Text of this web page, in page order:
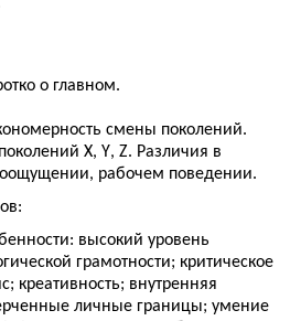
о главном.
смены поколений.
X, Y, Z. Различия в
рабочем поведении.
высокий уровень
грамотности; критическое
креативность; внутренняя
личные границы; умение